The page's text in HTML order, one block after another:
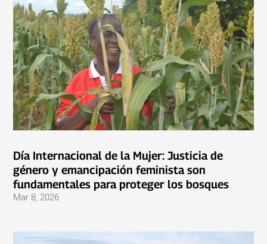
Día Internacional de la Mujer: Justicia de
género y emancipación feminista son
fundamentales para proteger los bosques
Mar 8, 2026